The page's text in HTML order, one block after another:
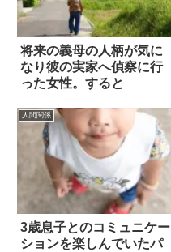
将来の義母の人柄が気に
なり彼の実家へ偵察に行
った女性。すると
人間関係
3歳息子とのコミュニケー
ションを楽しんでいたパ